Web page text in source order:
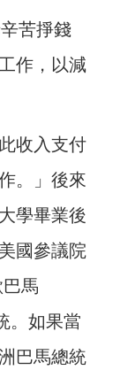
苦掙錢
作，以減
收入支付
。」後來
學畢業後
國參議院
馬
。如果當
巴馬總統